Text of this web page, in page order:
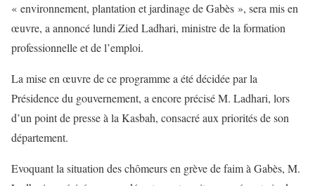
« environnement, plantation et jardinage de Gabès », sera mis en
œuvre, a annoncé lundi Zied Ladhari, ministre de la formation
professionnelle et de l’emploi.
La mise en œuvre de ce programme a été décidée par la
Présidence du gouvernement, a encore précisé M. Ladhari, lors
d’un point de presse à la Kasbah, consacré aux priorités de son
département.
Evoquant la situation des chômeurs en grève de faim à Gabès, M.